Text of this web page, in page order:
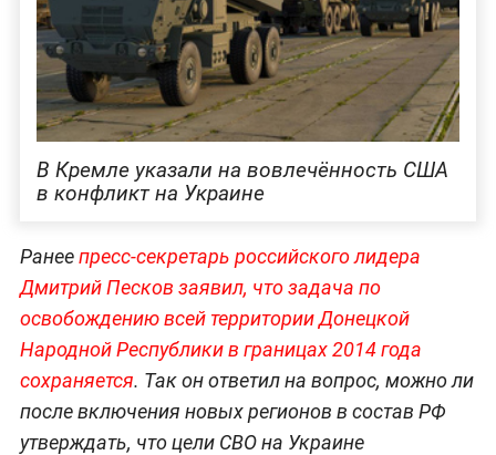
В Кремле указали на вовлечённость США
в конфликт на Украине
Ранеепресс-секретарь российского лидера
Дмитрий Песков заявил, что задача по
освобождению всей территории Донецкой
Народной Республики в границах 2014 года
сохраняется. Так он ответил на вопрос, можно ли
после включения новых регионов в состав РФ
утверждать, что цели СВО на Украине